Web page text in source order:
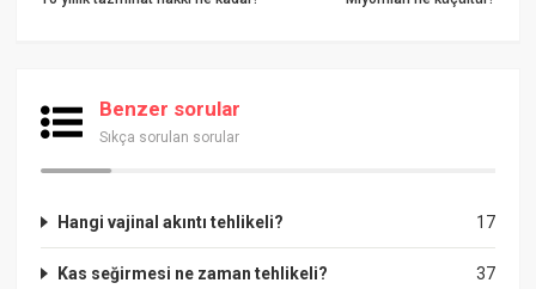
Benzer sorular
Sıkça sorulan sorular
17
Hangi vajinal akıntı tehlikeli?
37
Kas seğirmesi ne zaman tehlikeli?